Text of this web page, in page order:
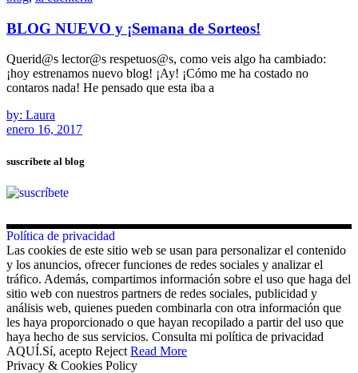
BLOG NUEVO y ¡Semana de Sorteos!
Querid@s lector@s respetuos@s, como veis algo ha cambiado:
¡hoy estrenamos nuevo blog! ¡Ay! ¡Cómo me ha costado no
contaros nada! He pensado que esta iba a
by: Laura
enero 16, 2017
suscríbete al blog
Política de privacidad
Las cookies de este sitio web se usan para personalizar el contenido
y los anuncios, ofrecer funciones de redes sociales y analizar el
tráfico. Además, compartimos información sobre el uso que haga del
sitio web con nuestros partners de redes sociales, publicidad y
análisis web, quienes pueden combinarla con otra información que
les haya proporcionado o que hayan recopilado a partir del uso que
haya hecho de sus servicios. Consulta mi política de privacidad
AQUÍ.Sí, acepto Reject Read More
Privacy & Cookies Policy